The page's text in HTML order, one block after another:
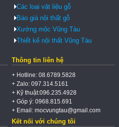
Các loại vật liệu gỗ
Báo giá nội thất gỗ
Xưởng mộc Vũng Tàu
Thiết kế nội thất Vũng Tàu
Thông tin liên hệ
+ Hotline: 08.6789.5828
+ Zalo: 097.314.5161
+ Kỹ thuật:096.235.4928
+ Góp ý: 0968.815.691
+ Email: mocvungtau@gmail.com
Kết nối với chúng tôi